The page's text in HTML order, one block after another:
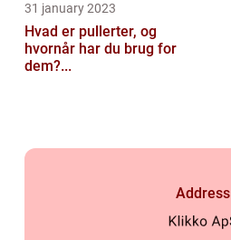
31 january 2023
Hvad er pullerter, og
hvornår har du brug for
dem?...
Address